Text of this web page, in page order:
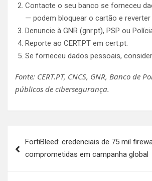
Contacte o seu banco se forneceu
— podem bloquear o cartão e
Denuncie à GNR (gnr.pt), PSP ou
Reporte ao CERT.PT em cert.pt.
Se forneceu dados pessoais,
Fonte: CERT.PT, CNCS, GNR, Banco de
públicos de cibersegurança.
de
FortiBleed: credenciais de 75 mil
comprometidas em campanha global